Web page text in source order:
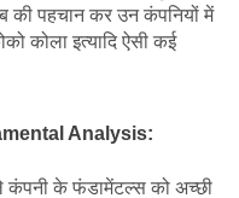
की पहचान कर उन कंपनियों में
कोला इत्यादि ऐसी कई
Analysis:
कंपनी के फंडामेंटल्स को अच्छी